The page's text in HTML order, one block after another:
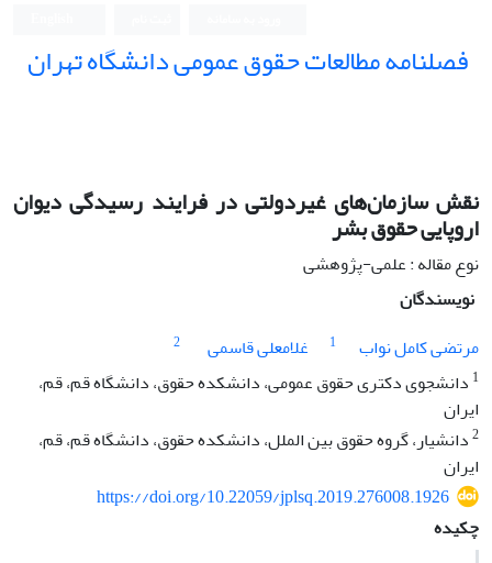
فصلنامه مطالعات حقوق عمومی دانشگاه تهران
نقش سازمان‌های غیردولتی در فرایند رسیدگی دیوان
اروپایی حقوق بشر
نوع مقاله : علمی-پژوهشی
نویسندگان
مرتضی کامل نواب
1 غلامعلی قاسمی
2
1 دانشجوی دکتری حقوق عمومی، دانشکده حقوق، دانشگاه قم، قم،
ایران
2دانشیار، گروه حقوق بین الملل، دانشکده حقوق، دانشگاه قم، قم،
ایران
https://doi.org/10.22059/jplsq.2019.276008.1926
چکیده